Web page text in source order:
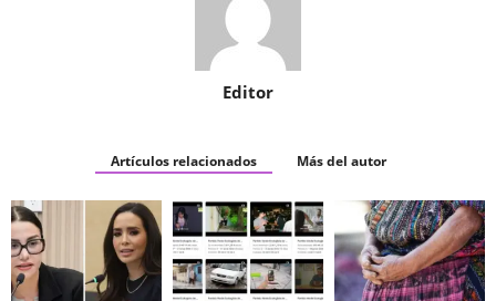
Editor
Artículos relacionados Más del autor